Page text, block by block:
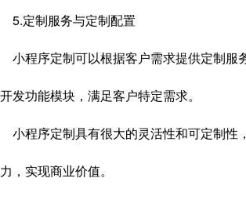
5.定制服务与定制配置
小程序定制可以根据客户需求提供定制服
开发功能模块，满足客户特定需求。
小程序定制具有很大的灵活性和可定制性
力，实现商业价值。